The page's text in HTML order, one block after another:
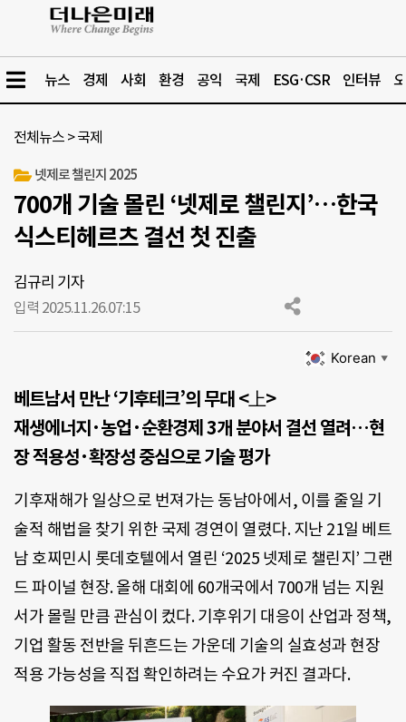
뉴스 경제 사회 환경 공익 국제 ESG·CSR 인터뷰
전체뉴스 >국제
넷제로 챌린지 2025
700개 기술 몰린 ‘넷제로 챌린지’…한국
식스티헤르츠 결선 첫 진출
김규리 기자
입력 2025.11.26.07:15
Korean ▼
베트남서 만난 ‘기후테크’의 무대 <上>
재생에너지·농업·순환경제 3개 분야서 결선 열려…현
장 적용성·확장성 중심으로 기술 평가
기후재해가 일상으로 번져가는 동남아에서, 이를 줄일 기
술적 해법을 찾기 위한 국제 경연이 열렸다. 지난 21일 베트
남 호찌민시 롯데호텔에서 열린 ‘2025 넷제로 챌린지’ 그랜
드 파이널 현장. 올해 대회에 60개국에서 700개 넘는 지원
서가 몰릴 만큼 관심이 컸다. 기후위기 대응이 산업과 정책,
기업 활동 전반을 뒤흔드는 가운데 기술의 실효성과 현장
적용 가능성을 직접 확인하려는 수요가 커진 결과다.